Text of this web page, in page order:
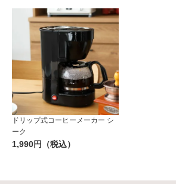
ドリップ式コーヒーメーカー シ
ーク
1,990円（税込）